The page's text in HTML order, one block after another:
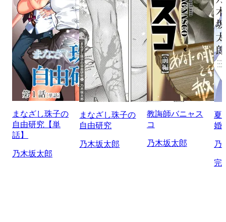
まなざし珠子の
自由研究【単
話】
乃木坂太郎
まなざし珠子の
自由研究
乃木坂太郎
教誨師バニャス
コ
乃木坂太郎
夏
婚
乃
完